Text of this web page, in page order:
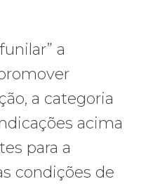
a
a categoria
acima
para a
condições de